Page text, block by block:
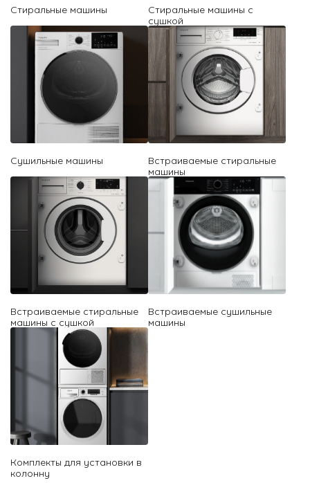
Стиральные машины Стиральные машины с
сушкой
Сушильные машины Встраиваемые стиральные
машины
Встраиваемые стиральные
машины с сушкой
Встраиваемые сушильные
машины
Комплекты для установки в
колонну